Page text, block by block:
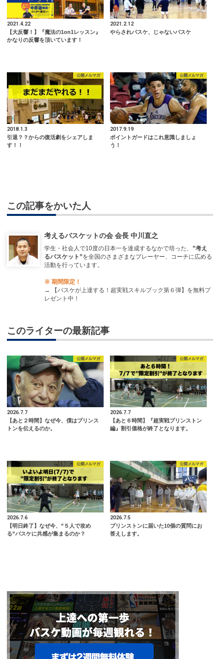
2021.4.22
【大反響！】『魔法の1on1レッスン』
かなりの反響を頂いています！
2021.2.12
やらされバスケ、じゃないバスケ
公開メルマガ
2018.1.3
引退？？からの復活劇をシェアしま
す！！
公開メルマガ
2017.9.19
ポイントガードはこれ意識しましょ
う！
この記事をかいた人
考えるバスケットの会 会長 中川直之
学生・社会人で10度の日本一を達成するなかで培った、 ”考え
るバスケット”を全国のさまざまなプレーヤー、コーチに広める
活動を行っています。
※ 期間限定！
→
【バスケが上達する！超実戦スキルブック第６弾】を無料プ
レゼント中！
このライターの最新記事
公開メルマガ
2026.7.7
【あと２時間】なぜ今、僕はプリンス
トンを伝えるのか。
公開メルマガ
2026.7.7
【あと６時間】『超実戦プリンストン
編』割引価格が終了となります。
公開メルマガ
2026.7.6
【明日終了】なぜ今、”５人で攻め
る”バスケに共感が集まるのか？
公開メルマガ
2026.7.5
プリンストンに届いた10個の質問にお
答えします。